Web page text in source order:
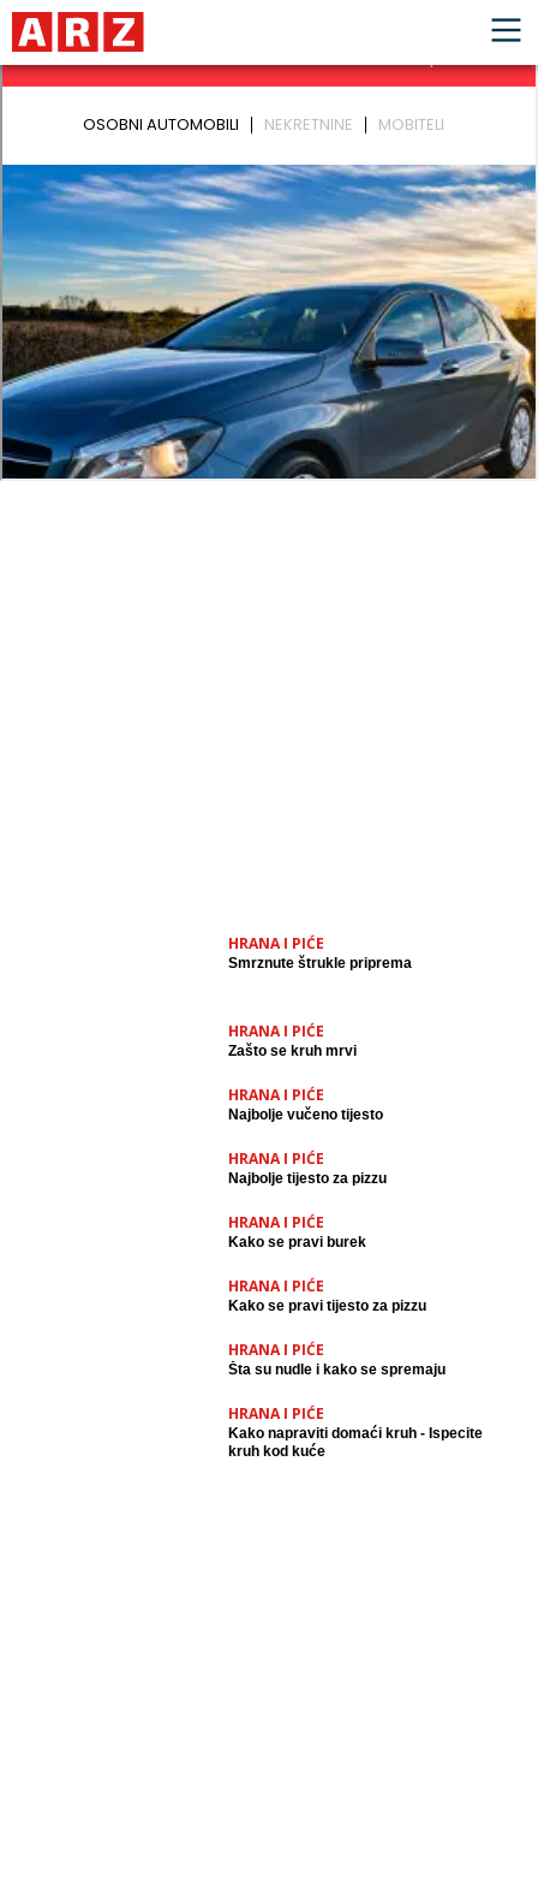
HRANA I PIĆE
Smrznute štrukle priprema
HRANA I PIĆE
Zašto se kruh mrvi
HRANA I PIĆE
Najbolje vučeno tijesto
HRANA I PIĆE
Najbolje tijesto za pizzu
HRANA I PIĆE
Kako se pravi burek
HRANA I PIĆE
Kako se pravi tijesto za pizzu
HRANA I PIĆE
Šta su nudle i kako se spremaju
HRANA I PIĆE
Kako napraviti domaći kruh - Ispecite
kruh kod kuće